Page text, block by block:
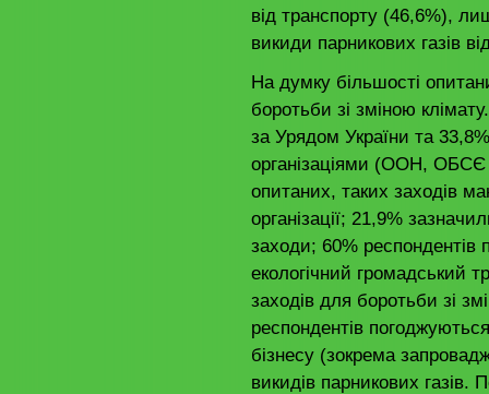
від транспорту (46,6%),
викиди парникових газів
На думку більшості
боротьби зі зміною
за Урядом України та
організаціями (ООН,
опитаних, таких заходів
організації; 21,9%
заходи; 60% респондентів
екологічний громадський
заходів для боротьби зі
респондентів
бізнесу (зокрема
викидів парникових газів.